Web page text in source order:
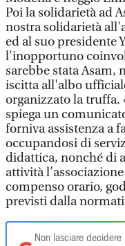
Poi la solidarietà ad
nostra solidarietà
ed al suo presidente
l'inopportuno
sarebbe stata Asam,
iscitta all'albo
organizzato la truffa.
spiega un
forniva assistenza a
occupandosi di
didattica, nonché di
attività
compenso orario,
previsti dalla
Non lasciare decidere